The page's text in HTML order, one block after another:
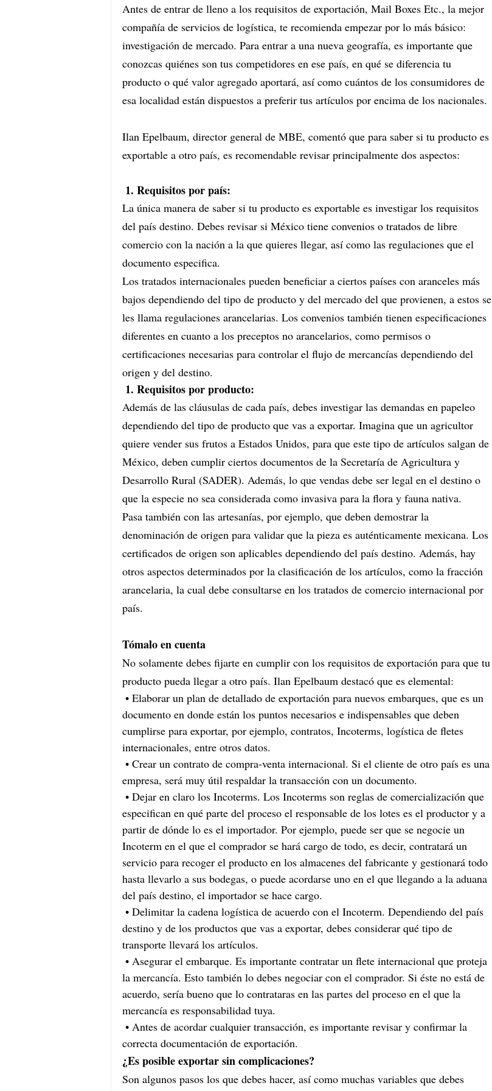
Antes de entrar de lleno a los requisitos de exportación, Mail Boxes Etc., la mejor
compañía de servicios de logística, te recomienda empezar por lo más básico:
investigación de mercado. Para entrar a una nueva geografía, es importante que
conozcas quiénes son tus competidores en ese país, en qué se diferencia tu
producto o qué valor agregado aportará, así como cuántos de los consumidores de
esa localidad están dispuestos a preferir tus artículos por encima de los nacionales.
Ilan Epelbaum, director general de MBE, comentó que para saber si tu producto es
exportable a otro país, es recomendable revisar principalmente dos aspectos:
1. Requisitos por país:
La única manera de saber si tu producto es exportable es investigar los requisitos
del país destino. Debes revisar si México tiene convenios o tratados de libre
comercio con la nación a la que quieres llegar, así como las regulaciones que el
documento especifica.
Los tratados internacionales pueden beneficiar a ciertos países con aranceles más
bajos dependiendo del tipo de producto y del mercado del que provienen, a estos se
les llama regulaciones arancelarias. Los convenios también tienen especificaciones
diferentes en cuanto a los preceptos no arancelarios, como permisos o
certificaciones necesarias para controlar el flujo de mercancías dependiendo del
origen y del destino.
1. Requisitos por producto:
Además de las cláusulas de cada país, debes investigar las demandas en papeleo
dependiendo del tipo de producto que vas a exportar. Imagina que un agricultor
quiere vender sus frutos a Estados Unidos, para que este tipo de artículos salgan de
México, deben cumplir ciertos documentos de la Secretaría de Agricultura y
Desarrollo Rural (SADER). Además, lo que vendas debe ser legal en el destino o
que la especie no sea considerada como invasiva para la flora y fauna nativa.
Pasa también con las artesanías, por ejemplo, que deben demostrar la
denominación de origen para validar que la pieza es auténticamente mexicana. Los
certificados de origen son aplicables dependiendo del país destino. Además, hay
otros aspectos determinados por la clasificación de los artículos, como la fracción
arancelaria, la cual debe consultarse en los tratados de comercio internacional por
país.
Tómalo en cuenta
No solamente debes fijarte en cumplir con los requisitos de exportación para que tu
producto pueda llegar a otro país. Ilan Epelbaum destacó que es elemental:
• Elaborar un plan de detallado de exportación para nuevos embarques, que es un
documento en donde están los puntos necesarios e indispensables que deben
cumplirse para exportar, por ejemplo, contratos, Incoterms, logística de fletes
internacionales, entre otros datos.
• Crear un contrato de compra-venta internacional. Si el cliente de otro país es una
empresa, será muy útil respaldar la transacción con un documento.
• Dejar en claro los Incoterms. Los Incoterms son reglas de comercialización que
especifican en qué parte del proceso el responsable de los lotes es el productor y a
partir de dónde lo es el importador. Por ejemplo, puede ser que se negocie un
Incoterm en el que el comprador se hará cargo de todo, es decir, contratará un
servicio para recoger el producto en los almacenes del fabricante y gestionará todo
hasta llevarlo a sus bodegas, o puede acordarse uno en el que llegando a la aduana
del país destino, el importador se hace cargo.
• Delimitar la cadena logística de acuerdo con el Incoterm. Dependiendo del país
destino y de los productos que vas a exportar, debes considerar qué tipo de
transporte llevará los artículos.
• Asegurar el embarque. Es importante contratar un flete internacional que proteja
la mercancía. Esto también lo debes negociar con el comprador. Si éste no está de
acuerdo, sería bueno que lo contrataras en las partes del proceso en el que la
mercancía es responsabilidad tuya.
• Antes de acordar cualquier transacción, es importante revisar y confirmar la
correcta documentación de exportación.
¿Es posible exportar sin complicaciones?
Son algunos pasos los que debes hacer, así como muchas variables que debes